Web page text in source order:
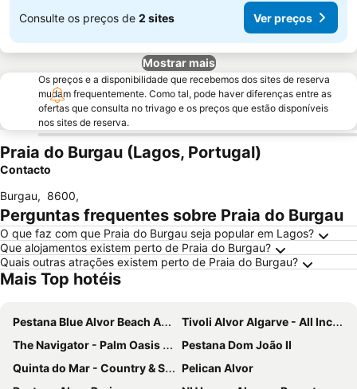
Consulte os preços de 2 sites Ver preços
Mostrar mais
Os preços e a disponibilidade que recebemos dos sites de reserva
mudam frequentemente. Como tal, pode haver diferenças entre as
ofertas que consulta no trivago e os preços que estão disponíveis
nos sites de reserva.
Praia do Burgau (Lagos, Portugal)
Contacto
Burgau, 8600,
Perguntas frequentes sobre Praia do Burgau
O que faz com que Praia do Burgau seja popular em Lagos?
Que alojamentos existem perto de Praia do Burgau?
Quais outras atrações existem perto de Praia do Burgau?
Mais Top hotéis
Pestana Blue Alvor Beach ALL INCLUSIVE
Tivoli Alvor Algarve - All Inclusive Resort
The Navigator - Palm Oasis Alvor
Pestana Dom João II
Quinta do Mar - Country & Sea Village
Pelican Alvor